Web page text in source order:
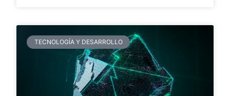
TECNOLOGÍA Y DESARROLLO